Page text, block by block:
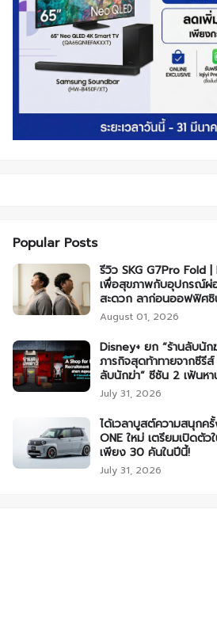
Popular Posts
รีวิว SKG G7Pro Fold
เพื่อสุขภาพกับอุปกรณ์ผ่
สะดวก ลาก่อนออฟฟิศซิ
August 01, 2026
Disney+ ยก “ร้านลับนั
ภารกิจสุดท้าทายจากซีรี
ลับนักฆ่า” ซีซัน 2 เฟ้นหา
July 31, 2026
ได้เวลาบูสต์ความสนุกค
ONE ใหม่ เตรียมเปิดตั
เพียง 30 คันในปีนี้!
July 31, 2026